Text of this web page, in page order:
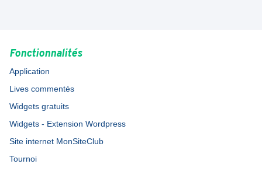
Fonctionnalités
Application
Lives commentés
Widgets gratuits
Widgets - Extension Wordpress
Site internet MonSiteClub
Tournoi